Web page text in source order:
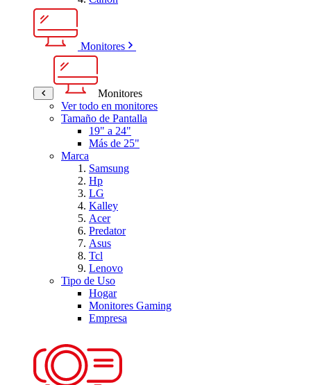
Monitores
Monitores
Ver todo en monitores
Tamaño de Pantalla
19" a 24"
Más de 25"
Marca
Samsung
Hp
LG
Kalley
Acer
Predator
Asus
Tcl
Lenovo
Tipo de Uso
Hogar
Monitores Gaming
Empresa